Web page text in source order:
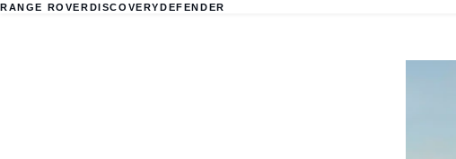
RANGE ROVERDISCOVERYDEFENDER